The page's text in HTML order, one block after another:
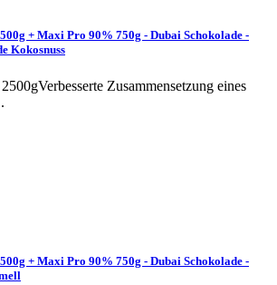
+ Maxi Pro 90% 750g - Dubai Schokolade -
Kokosnuss
Zusammensetzung eines
+ Maxi Pro 90% 750g - Dubai Schokolade -